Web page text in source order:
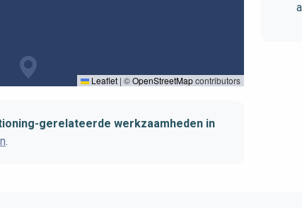
Leaflet | ©OpenStreetMapcontributors
gerelateerde werkzaamheden in
.